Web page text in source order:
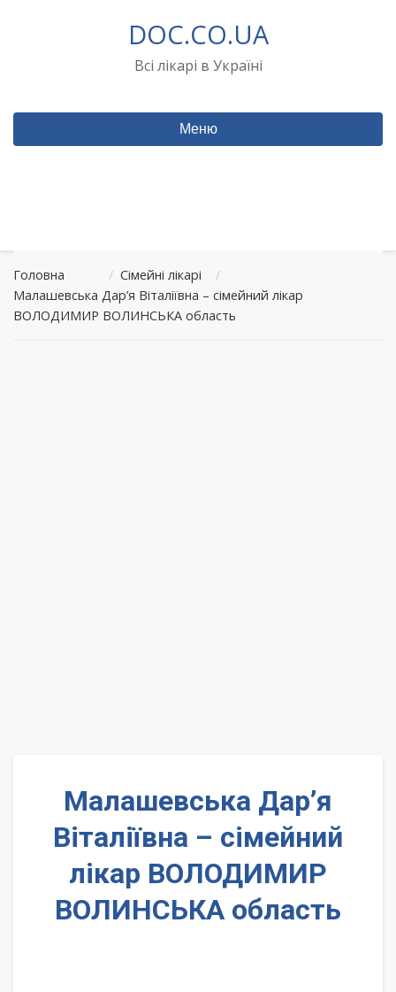
DOC.CO.UA
Всі лікарі в Україні
Меню
Головна / Сімейні лікарі
/
Малашевська Дар’я Віталіївна – сімейний лікар
ВОЛОДИМИР ВОЛИНСЬКА область
Малашевська Дар’я
Віталіївна – сімейний
лікар ВОЛОДИМИР
ВОЛИНСЬКА область